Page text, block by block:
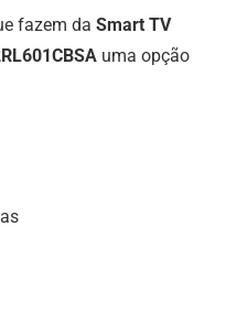
fazem da Smart TV
uma opção